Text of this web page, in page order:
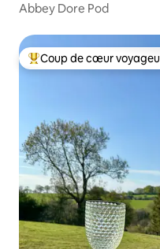
Abbey Dore Pod
Coups de cœur
Coup de cœur